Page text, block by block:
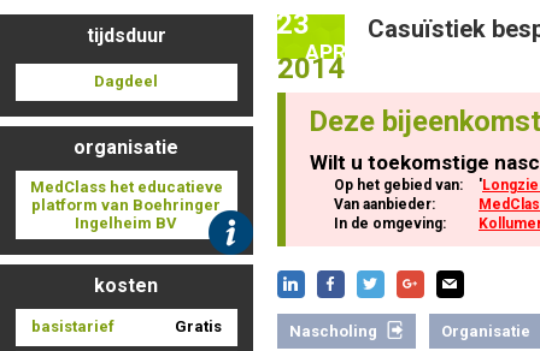
Nascholingen online (elearning)
Nascholingen op aanvraag (in-company)
Nascholing aanmelden
tijdsduur
Dagdeel
organisatie
MedClass het educatieve
platform van Boehringer
Ingelheim BV
kosten
basistarief Gratis
23
APR
2014
Casuïstiek
Deze
Wilt u toekomstige
Op het gebied van: '
Van aanbieder:
In de omgeving:
Nascholing Organisatie